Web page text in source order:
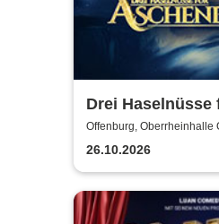
Drei Haselnüsse
Aschenbrödel -
Offenburg, Oberrheinhalle
26.10.2026